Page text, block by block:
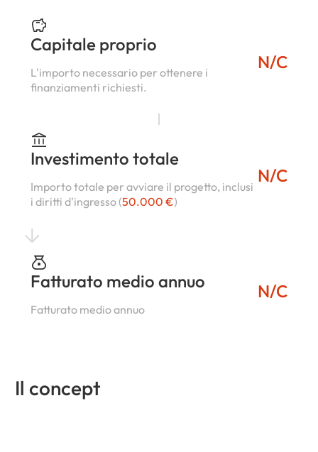
Capitale proprio
L'importo necessario per ottenere i
finanziamenti richiesti.
N/C
Investimento totale
Importo totale per avviare il progetto, inclusi
i diritti d'ingresso (50.000 €)
N/C
Fatturato medio annuo
Fatturato medio annuo
N/C
Il concept